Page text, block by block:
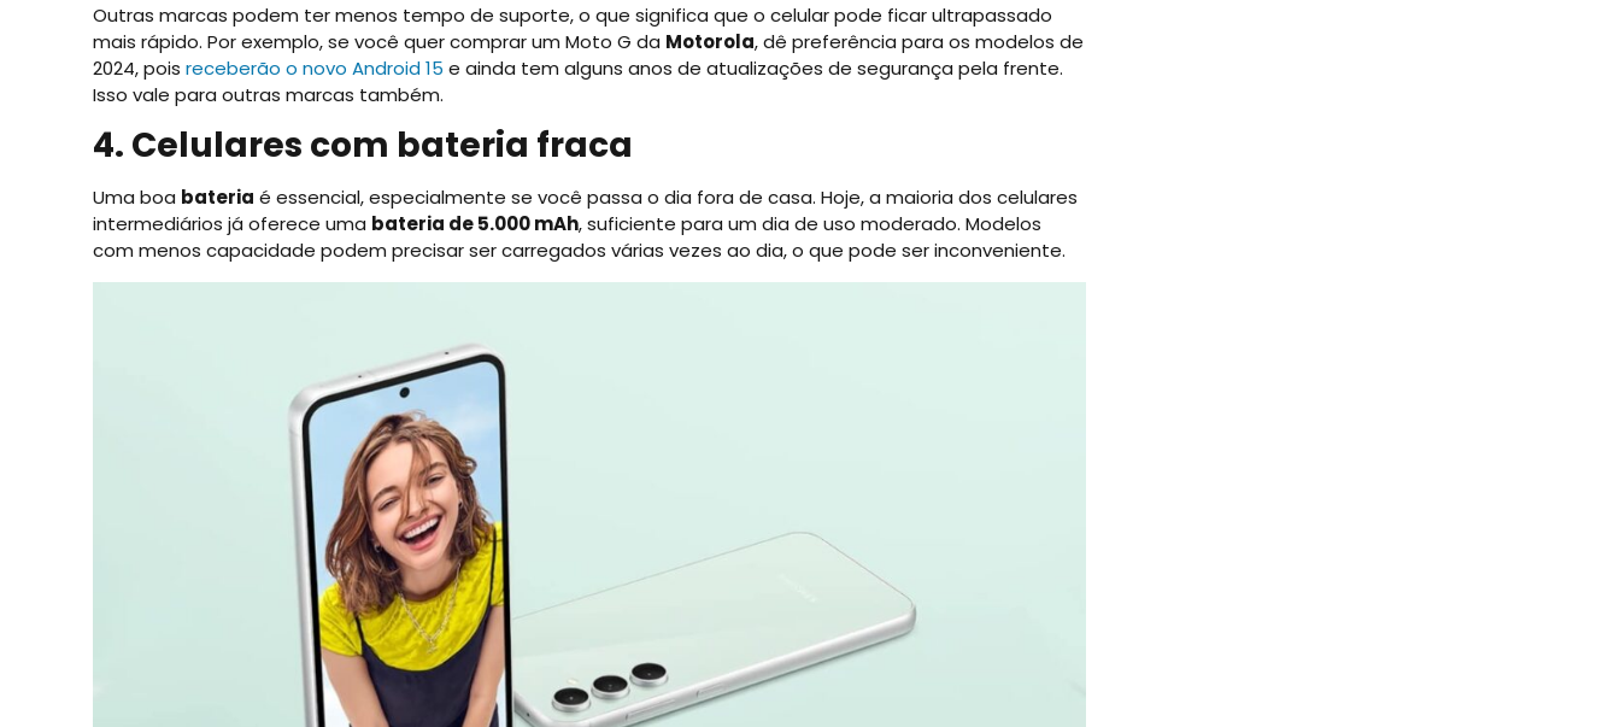
Outras marcas podem ter menos tempo de suporte, o que significa que o celular pode ficar ultrapassado
mais rápido. Por exemplo, se você quer comprar um Moto G da Motorola, dê preferência para os modelos de
2024, pois receberão o novo Android 15 e ainda tem alguns anos de atualizações de segurança pela frente.
Isso vale para outras marcas também.
4. Celulares com bateria fraca
Uma boa bateria é essencial, especialmente se você passa o dia fora de casa. Hoje, a maioria dos celulares
intermediários já oferece uma bateria de 5.000 mAh, suficiente para um dia de uso moderado. Modelos
com menos capacidade podem precisar ser carregados várias vezes ao dia, o que pode ser inconveniente.